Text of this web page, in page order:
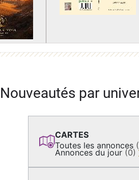
Nouveautés par
CARTES
Toutes les annonces
Annonces du jour (0)